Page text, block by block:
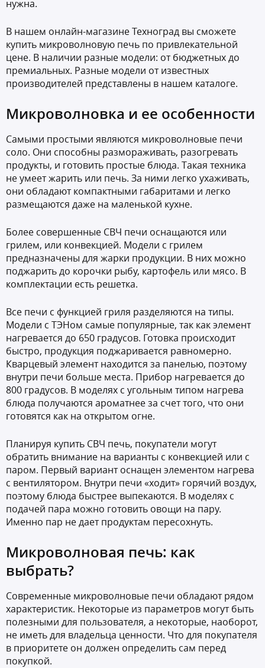
нужна.
В нашем онлайн-магазине Техноград вы сможете
купить микроволновую печь по привлекательной
цене. В наличии разные модели: от бюджетных до
премиальных. Разные модели от известных
производителей представлены в нашем каталоге.
Микроволновка и ее особенности
Самыми простыми являются микроволновые печи
соло. Они способны размораживать, разогревать
продукты, и готовить простые блюда. Такая техника
не умеет жарить или печь. За ними легко ухаживать,
они обладают компактными габаритами и легко
размещаются даже на маленькой кухне.
Более совершенные СВЧ печи оснащаются или
грилем, или конвекцией. Модели с грилем
предназначены для жарки продукции. В них можно
поджарить до корочки рыбу, картофель или мясо. В
комплектации есть решетка.
Все печи с функцией гриля разделяются на типы.
Модели с ТЭНом самые популярные, так как элемент
нагревается до 650 градусов. Готовка происходит
быстро, продукция поджаривается равномерно.
Кварцевый элемент находится за панелью, поэтому
внутри печи больше места. Прибор нагревается до
800 градусов. В моделях с угольным типом нагрева
блюда получаются ароматнее за счет того, что они
готовятся как на открытом огне.
Планируя купить СВЧ печь, покупатели могут
обратить внимание на варианты с конвекцией или с
паром. Первый вариант оснащен элементом нагрева
с вентилятором. Внутри печи «ходит» горячий воздух,
поэтому блюда быстрее выпекаются. В моделях с
подачей пара можно готовить овощи на пару.
Именно пар не дает продуктам пересохнуть.
Микроволновая печь: как
выбрать?
Современные микроволновые печи обладают рядом
характеристик. Некоторые из параметров могут быть
полезными для пользователя, а некоторые, наоборот,
не иметь для владельца ценности. Что для покупателя
в приоритете он должен определить сам перед
покупкой.